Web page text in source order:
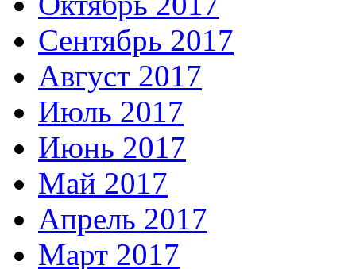
Сентябрь 2017
Август 2017
Июль 2017
Июнь 2017
Май 2017
Апрель 2017
Март 2017